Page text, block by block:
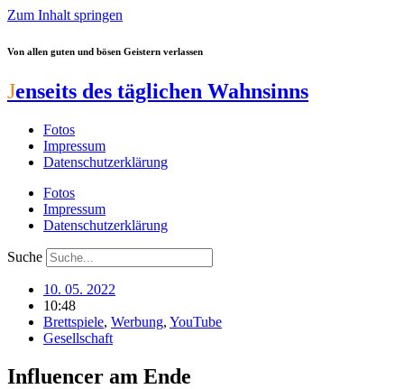
Zum Inhalt springen
Von allen guten und bösen Geistern verlassen
Jenseits des täglichen Wahnsinns
Fotos
Impressum
Datenschutzerklärung
Fotos
Impressum
Datenschutzerklärung
Suche
10. 05. 2022
10:48
Brettspiele, Werbung, YouTube
Gesellschaft
Influencer am Ende